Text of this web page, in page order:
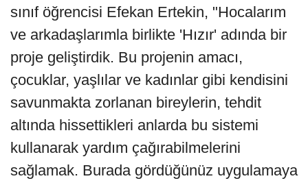
sınıf öğrencisi Efekan Ertekin, "Hocalarım
ve arkadaşlarımla birlikte 'Hızır' adında bir
proje geliştirdik. Bu projenin amacı,
çocuklar, yaşlılar ve kadınlar gibi kendisini
savunmakta zorlanan bireylerin, tehdit
altında hissettikleri anlarda bu sistemi
kullanarak yardım çağırabilmelerini
sağlamak. Burada gördüğünüz uygulamaya